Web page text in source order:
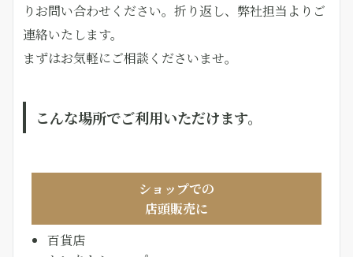
りお問い合わせください。折り返し、弊社担当よりご
連絡いたします。
まずはお気軽にご相談くださいませ。
こんな場所でご利用いただけます。
ショップでの
店頭販売に
百貨店